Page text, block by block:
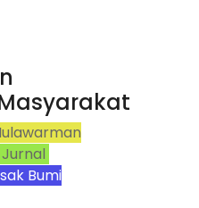
Bumi